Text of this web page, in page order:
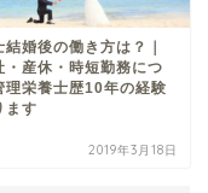
結婚後の働き方は？｜
・産休・時短勤務につ
理栄養士歴10年の経験
ます
2019年3月18日